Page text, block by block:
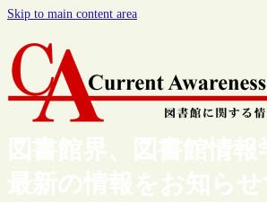
Skip to main content area
図書館界、図書館情報
最新の情報をお知ら